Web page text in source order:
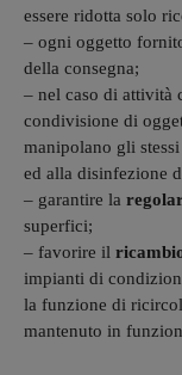
essere ridotta solo
– ogni oggetto
della consegna;
– nel caso di attività
condivisione di
manipolano gli
ed alla disinfezione
– garantire la
superfici;
– favorire il
impianti di
la funzione di
mantenuto in